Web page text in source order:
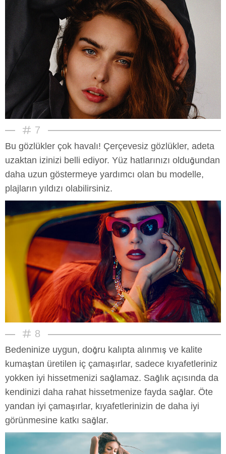
7
Bu gözlükler çok havalı! Çerçevesiz gözlükler, adeta
uzaktan izinizi belli ediyor. Yüz hatlarınızı olduğundan
daha uzun göstermeye yardımcı olan bu modelle,
plajların yıldızı olabilirsiniz.
8
Bedeninize uygun, doğru kalıpta alınmış ve kalite
kumaştan üretilen iç çamaşırlar, sadece kıyafetleriniz
yokken iyi hissetmenizi sağlamaz. Sağlık açısında da
kendinizi daha rahat hissetmenize fayda sağlar. Öte
yandan iyi çamaşırlar, kıyafetlerinizin de daha iyi
görünmesine katkı sağlar.